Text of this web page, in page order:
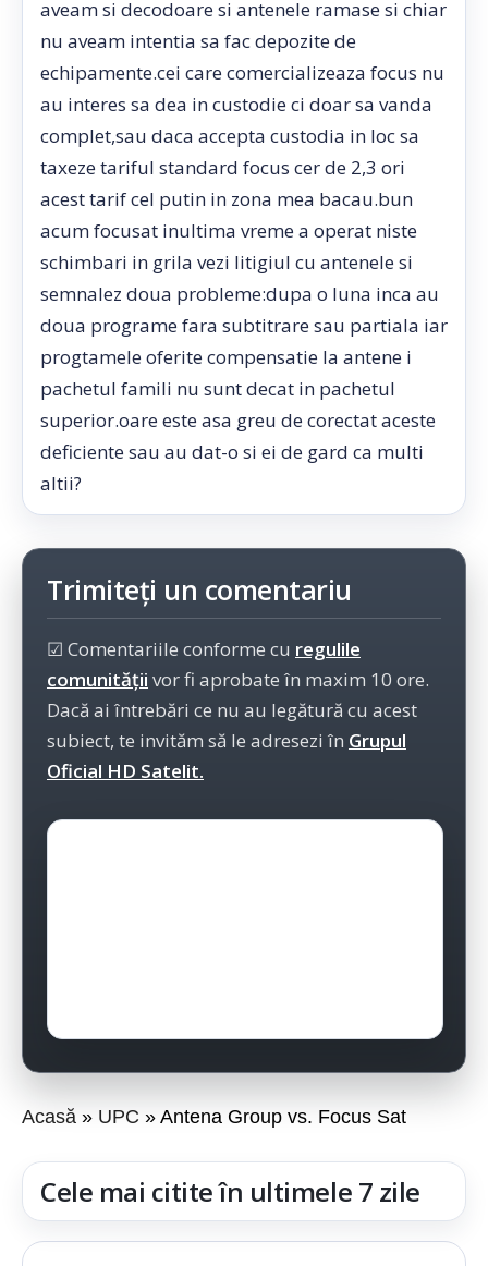
aveam si decodoare si antenele ramase si chiar
nu aveam intentia sa fac depozite de
echipamente.cei care comercializeaza focus nu
au interes sa dea in custodie ci doar sa vanda
complet,sau daca accepta custodia in loc sa
taxeze tariful standard focus cer de 2,3 ori
acest tarif cel putin in zona mea bacau.bun
acum focusat inultima vreme a operat niste
schimbari in grila vezi litigiul cu antenele si
semnalez doua probleme:dupa o luna inca au
doua programe fara subtitrare sau partiala iar
progtamele oferite compensatie la antene i
pachetul famili nu sunt decat in pachetul
superior.oare este asa greu de corectat aceste
deficiente sau au dat-o si ei de gard ca multi
altii?
Trimiteți un comentariu
☑ Comentariile conforme cu regulile
comunității vor fi aprobate în maxim 10 ore.
Dacă ai întrebări ce nu au legătură cu acest
subiect, te invităm să le adresezi în Grupul
Oficial HD Satelit.
Acasă UPC Antena Group vs. Focus Sat
Cele mai citite în ultimele 7 zile